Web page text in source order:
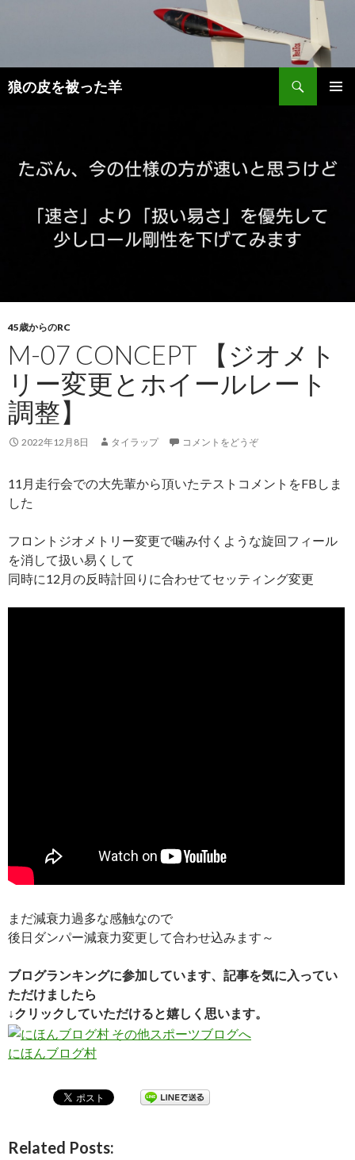
狼の皮を被った羊
検
索
45歳からのRC
M-07 CONCEPT 【ジオメト
リー変更とホイールレート
調整】
2022年12月8日 タイラップ コメントをどうぞ
11月走行会での大先輩から頂いたテストコメントをFBしま
した
フロントジオメトリー変更で噛み付くような旋回フィール
を消して扱い易くして
同時に12月の反時計回りに合わせてセッティング変更
まだ減衰力過多な感触なので
後日ダンパー減衰力変更して合わせ込みます～
ブログランキングに参加しています、記事を気に入ってい
ただけましたら
↓クリックしていただけると嬉しく思います。
にほんブログ村
Related Posts: